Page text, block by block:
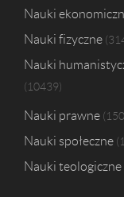
Uniwersytet
Uniwersytet
Wyższa Szkoła
Nauki
Nauki fizyczne
Nauki
10439
Nauki prawne
Nauki społeczne
Nauki teologiczne